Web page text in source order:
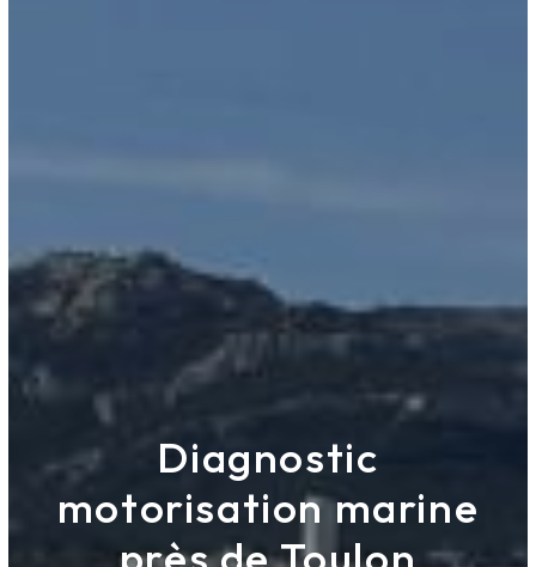
Diagnostic
motorisation marine